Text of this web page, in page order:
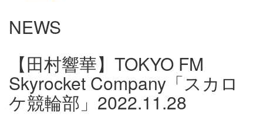
NEWS
【田村響華】TOKYO FM
Skyrocket Company「スカロ
ケ競輪部」 2022.11.28